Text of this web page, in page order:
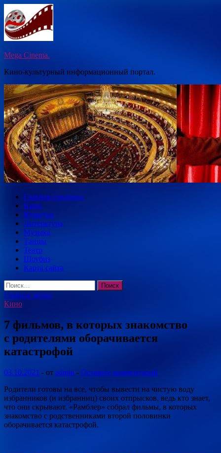
Перейти
к
содержимому
Mega Cinema.
Кино-культурный информационный портал.
Главная страница
Кино
Культура
Литература
Музыка
Танцы
Театр
Шоубиз
Карта сайта
Найти:
Главное меню
Кино
7 фильмов, в которых знакомство
с родителями оборачивается
катастрофой
03.10.2021 - от admin - Оставьте комментарий
Родители готовы на все, чтобы вывести на чистую воду
избранников (и избранниц) своих отпрысков, ведь кто знает,
что они скрывают. «Рамблер» собрал фильмы, в которых
знакомство с родственниками второй половинки
оборачивается катастрофой.